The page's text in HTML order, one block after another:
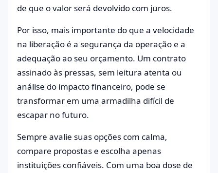
de que o valor será devolvido com juros.
Por isso, mais importante do que a velocidade
na liberação é a segurança da operação e a
adequação ao seu orçamento. Um contrato
assinado às pressas, sem leitura atenta ou
análise do impacto financeiro, pode se
transformar em uma armadilha difícil de
escapar no futuro.
Sempre avalie suas opções com calma,
compare propostas e escolha apenas
instituições confiáveis. Com uma boa dose de